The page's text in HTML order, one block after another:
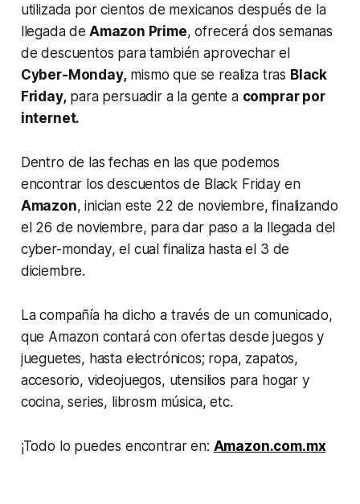
utilizada por cientos de mexicanos después de la
llegada de Amazon Prime, ofrecerá dos semanas
de descuentos para también aprovechar el
Cyber-Monday,mismo que se realiza tras Black
Friday,para persuadir a la gente a comprar por
internet.
Dentro de las fechas en las que podemos
encontrar los descuentos de Black Fridayen
Amazon, inician este 22 de noviembre, finalizando
el 26 de noviembre, para dar paso a la llegada del
cyber-monday, el cual finaliza hasta el 3 de
diciembre.
La compañía ha dicho a través de un comunicado,
que Amazon contará con ofertas desde juegos y
jueguetes, hasta electrónicos; ropa, zapatos,
accesorio, videojuegos, utensilios para hogar y
cocina, series, librosm música, etc.
¡Todo lo puedes encontrar en: Amazon.com.mx